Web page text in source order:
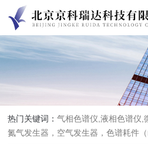
热门关键词：气相色谱仪,液相色谱仪,
氮气发生器，空气发生器，色谱耗件